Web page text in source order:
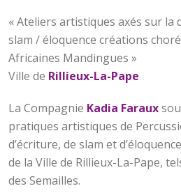
« Ateliers artistiques axés sur
slam / éloquence créations
Africaines Mandingues »
Ville de Rillieux-La-Pape
La Compagnie Kadia Faraux
pratiques artistiques de
d’écriture, de slam et
de la Ville de Rillieux-La-Pape,
des Semailles.